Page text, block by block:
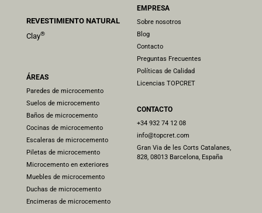
REVESTIMIENTO NATURAL
Clay®
ÁREAS
Paredes de microcemento
Suelos de microcemento
Baños de microcemento
Cocinas de microcemento
Escaleras de microcemento
Piletas de microcemento
Microcemento en exteriores
Muebles de microcemento
Duchas de microcemento
Encimeras de microcemento
EMPRESA
Sobre nosotros
Blog
Contacto
Preguntas Frecuentes
Políticas de Calidad
Licencias TOPCRET
CONTACTO
+34 932 74 12 08​
info@topcret.com
Gran Via de les Corts Catalanes,
828, 08013 Barcelona, España